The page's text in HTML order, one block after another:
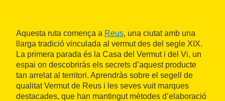
Aquesta ruta comença a Reus, una ciutat amb una
llarga tradició vinculada al vermut des del segle XIX.
La primera parada és la Casa del Vermut i del Vi, un
espai on descobriràs els secrets d’aquest producte
tan arrelat al territori. Aprendràs sobre el segell de
qualitat Vermut de Reus i les seves vuit marques
destacades, que han mantingut mètodes d’elaboració